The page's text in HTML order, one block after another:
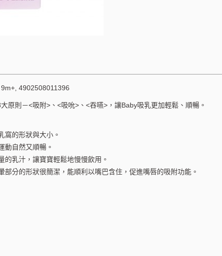
9m+, 4902508011396
原則－<吸附>、<吸吮>、<吞嚥>，讓Baby吸乳更加輕鬆、順暢。
窩的形狀與大小。
動自然又順暢。
的乳汁，讓寶寶輕鬆地慢慢飲用。
分的形狀很簡潔，能順利以嘴巴含住，促進嘴唇的吸附功能。